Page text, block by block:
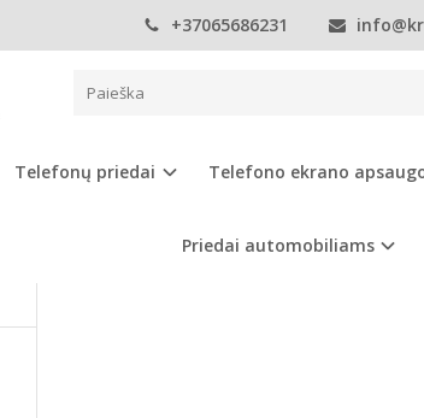
+37065686231
Telefonų priedai Telefono ekrano
Priedai automobiliams
Pagrindinis Telefonų dėklai Samsung A
SAMSUNG GALAXY A23